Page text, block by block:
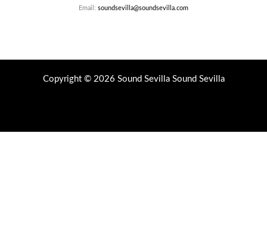
Email: soundsevilla@soundsevilla.com
Copyright © 2026 Sound Sevilla Sound Sevilla